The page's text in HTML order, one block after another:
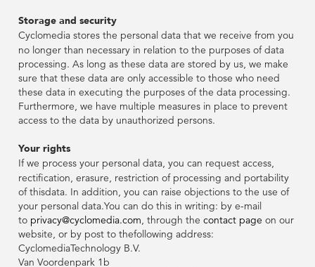
Direction
Storage and security
Cyclomedia stores the personal data that we receive from you
no longer than necessary in relation to the purposes of data
processing. As long as these data are stored by us, we make
sure that these data are only accessible to those who need
these data in executing the purposes of the data processing.
Furthermore, we have multiple measures in place to prevent
access to the data by unauthorized persons.
Your rights
If we process your personal data, you can request access,
rectification, erasure, restriction of processing and portability
of thisdata. In addition, you can raise objections to the use of
your personal data.You can do this in writing: by e-mail
to privacy@cyclomedia.com, through the contact page on our
website, or by post to thefollowing address:
CyclomediaTechnology B.V.
Van Voordenpark 1b
Développement
Durable
L'équipe De
Direction
Développement
Durable
L'équipe De
Direction